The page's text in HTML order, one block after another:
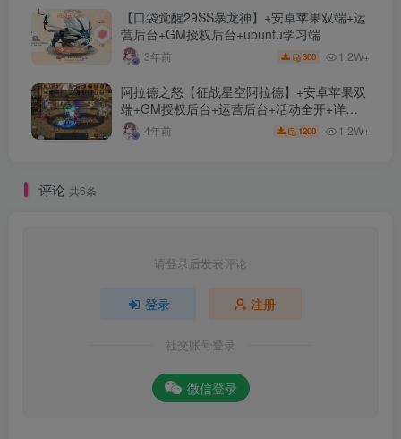
【口袋觉醒29SS暴龙神】+安卓苹果双端+运
营后台+GM授权后台+ubuntu学习端
3年前 300 1.2W+
阿拉德之怒【征战星空阿拉德】+安卓苹果双
端+GM授权后台+运营后台+活动全开+详细
教程 4年前 1200 1.2W+
评论 共6条
请登录后发表评论
登录 注册
社交账号登录
微信登录